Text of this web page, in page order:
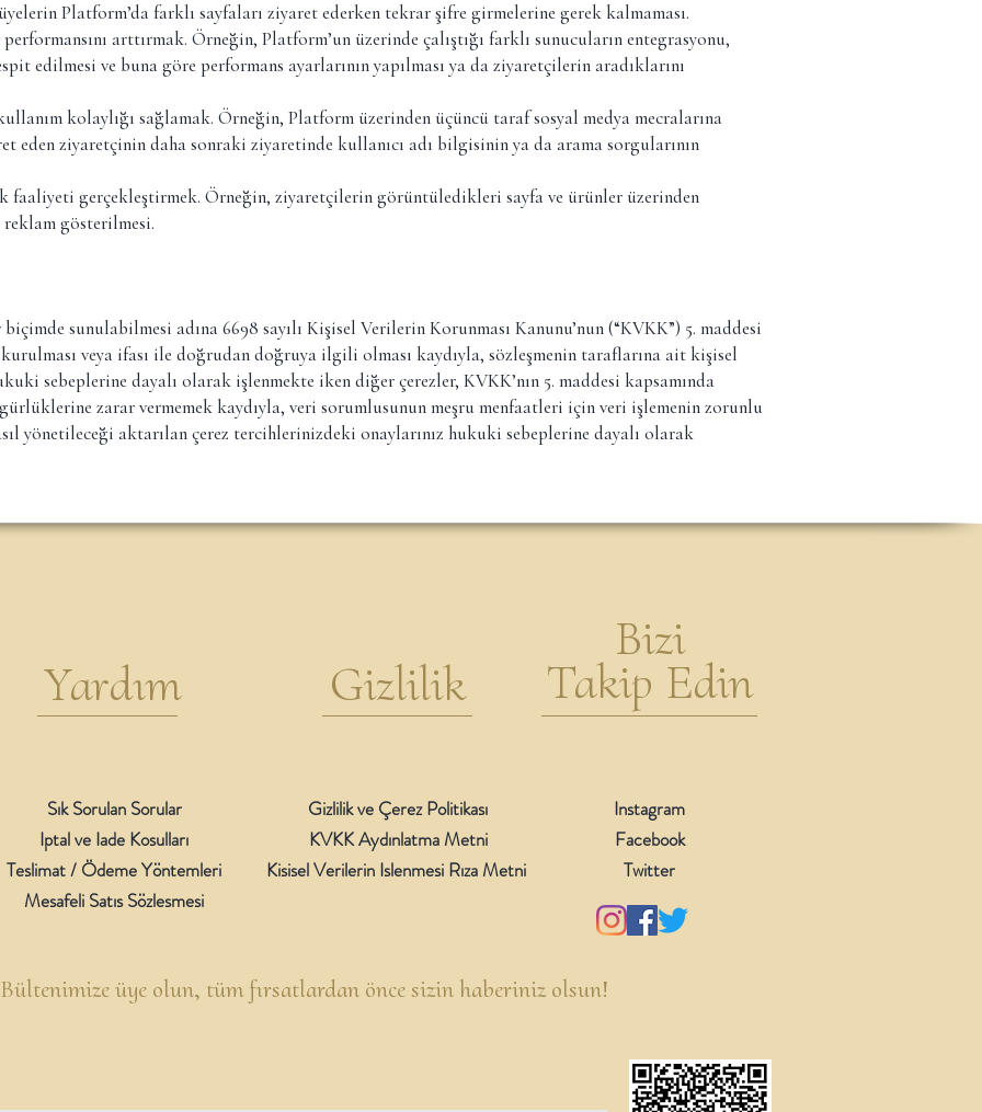
Platform’da farklı sayfaları ziyaret ederken tekrar şifre girmelerine gerek kalmaması.
arttırmak. Örneğin, Platform’un üzerinde çalıştığı farklı sunucuların entegrasyonu,
edilmesi ve buna göre performans ayarlarının yapılması ya da ziyaretçilerin aradıklarını
kolaylığı sağlamak. Örneğin, Platform üzerinden üçüncü taraf sosyal medya mecralarına
eden ziyaretçinin daha sonraki ziyaretinde kullanıcı adı bilgisinin ya da arama sorgularının
faaliyeti gerçekleştirmek. Örneğin, ziyaretçilerin görüntüledikleri sayfa ve ürünler üzerinden
gösterilmesi.
sunulabilmesi adına 6698 sayılı Kişisel Verilerin Korunması Kanunu’nun (“KVKK”) 5. maddesi
veya ifası ile doğrudan doğruya ilgili olması kaydıyla, sözleşmenin taraflarına ait kişisel
sebeplerine dayalı olarak işlenmekte iken diğer çerezler, KVKK’nın 5. maddesi kapsamında
zarar vermemek kaydıyla, veri sorumlusunun meşru menfaatleri için veri işlemenin zorunlu
yönetileceği aktarılan çerez tercihlerinizdeki onaylarınız hukuki sebeplerine dayalı olarak
Yardım Gizlilik
Bizi
Takip Edin
Sık Sorulan Sorular
Iptal ve Iade Kosulları
Teslimat / Ödeme Yöntemleri
Mesafeli Satıs Sözlesmesi
Gizlilik ve Çerez Politikası
KVKK Aydınlatma Metni
Kisisel Verilerin Islenmesi Rıza Metni
Instagram
Facebook
Twitter
Bültenimize üye olun, tüm fırsatlardan önce sizin haberiniz olsun!